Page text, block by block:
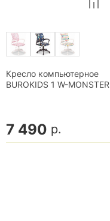
Кресло компьютерное
BUROKIDS 1 W-MONSTER
7 490 р.